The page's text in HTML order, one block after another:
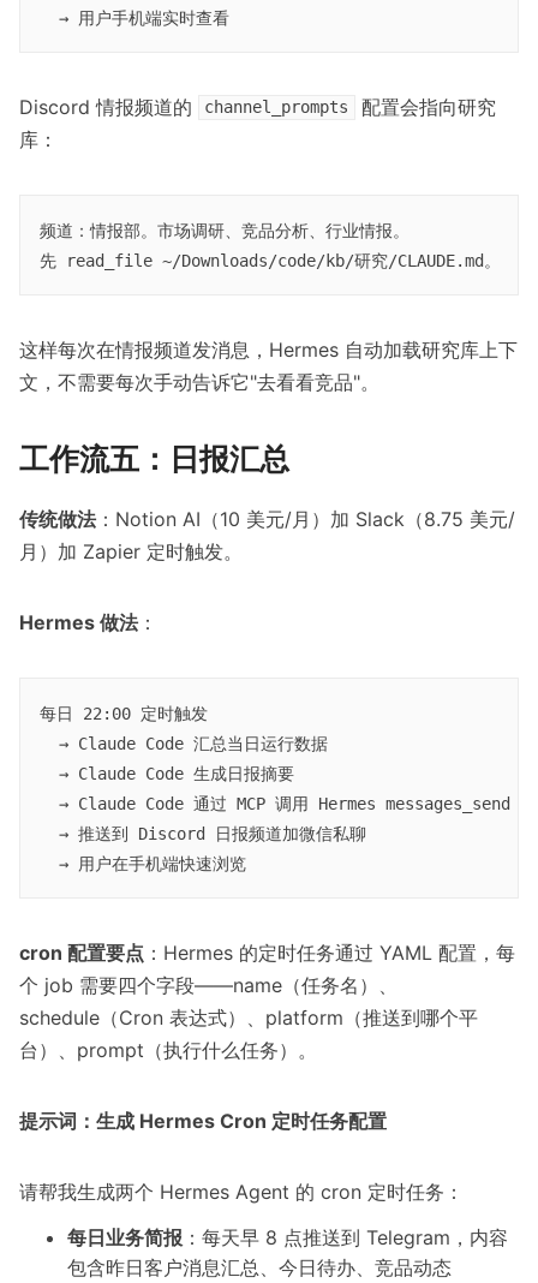
Discord 情报频道的 channel_prompts
配置会指向研究
库：
频道：情报部。市场调研、竞品分析、行业情报。
这样每次在情报频道发消息，Hermes 自动加载研究库上下
文，不需要每次手动告诉它"去看看竞品"。
工作流五：日报汇总
传统做法：Notion AI（10 美元/月）加 Slack（8.75 美元/
月）加 Zapier 定时触发。
Hermes 做法：
每日 22:00 定时触发
  → Claude Code 汇总当日运行数据
  → Claude Code 生成日报摘要
  → Claude Code 通过 MCP 调用 Hermes messages_send
  → 推送到 Discord 日报频道加微信私聊
cron 配置要点 ：Hermes 的定时任务通过 YAML 配置，每
个 job 需要四个字段——name（任务名）、
schedule（Cron 表达式）、platform（推送到哪个平
台）、prompt（执行什么任务）。
提示词：生成 Hermes Cron 定时任务配置
请帮我生成两个 Hermes Agent 的 cron 定时任务：
每日业务简报 ：每天早 8 点推送到 Telegram，内容
包含昨日客户消息汇总、今日待办、竞品动态